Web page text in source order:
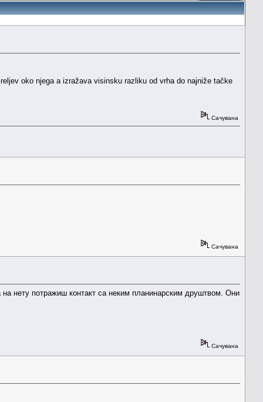
oko njega a izražava visinsku razliku od vrha do najniže tačke
Сачувана
Сачувана
нету потражиш контакт са неким планинарским друштвом. Они
Сачувана